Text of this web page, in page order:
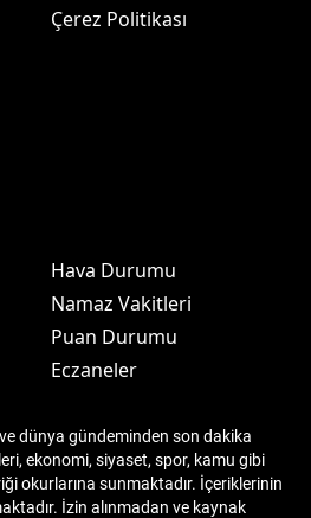
Çerez Politikası
Hava Durumu
Namaz Vakitleri
Puan Durumu
Eczaneler
dünya gündeminden son dakika
ekonomi, siyaset, spor, kamu gibi
okurlarına sunmaktadır. İçeriklerinin
İzin alınmadan ve kaynak